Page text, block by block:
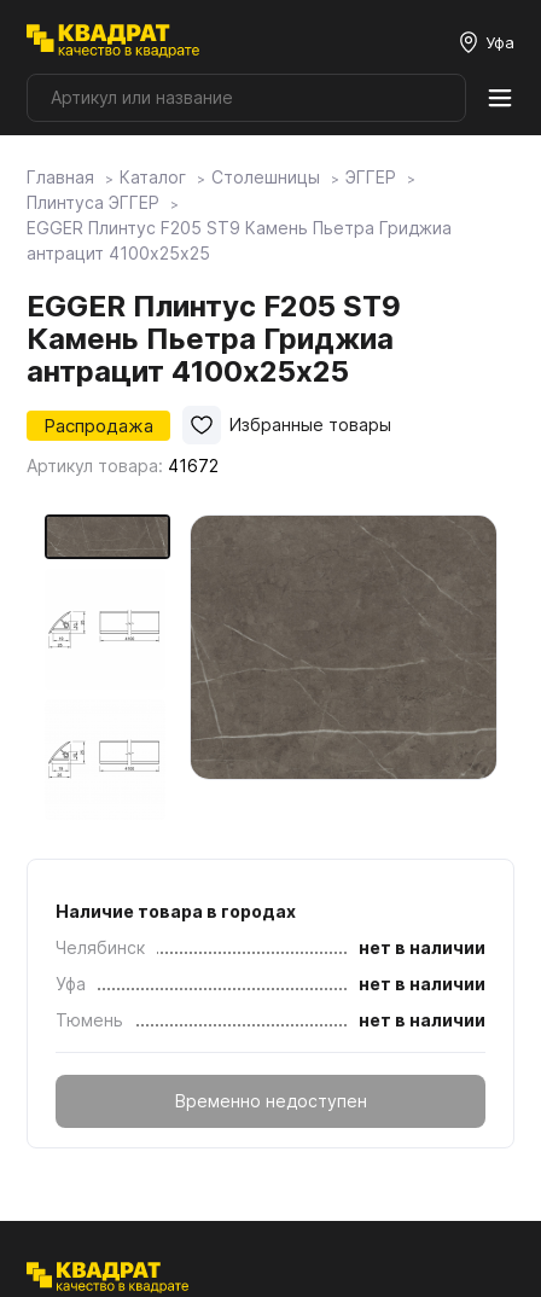
Уфа
Плитные материалы
Фурнитура
Столешницы
Мой ЭГГЕР
Главная Каталог Столешницы
ЭГГЕР
Плинтуса ЭГГЕР
EGGER Плинтус F205 ST9 Камень Пьетра Гриджиа
антрацит 4100х25х25
EGGER Плинтус F205 ST9
Камень Пьетра Гриджиа
антрацит 4100х25х25
Распродажа
Артикул товара: 41672
Избранные товары
Наличие товара в городах
Челябинск
нет в наличии
Уфа
нет в наличии
Тюмень
нет в наличии
Временно недоступен